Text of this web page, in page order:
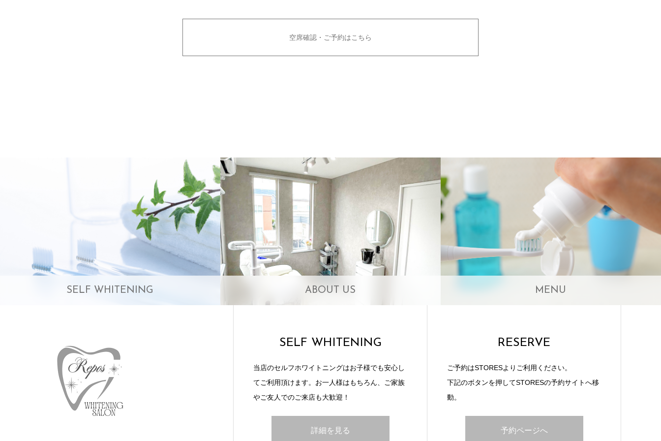
空席確認・ご予約はこちら
SELF WHITENING ABOUT US MENU
SELF WHITENING
当店のセルフホワイトニングはお子様でも安心し
てご利用頂けます。お一人様はもちろん、ご家族
やご友人でのご来店も大歓迎！
詳細を見る
RESERVE
ご予約はSTORESよりご利用ください。
下記のボタンを押してSTORESの予約サイトへ移
動。
予約ページへ